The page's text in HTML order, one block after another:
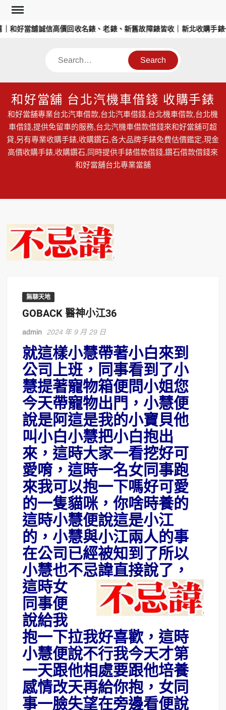
Skip
content
好當舖誠信高價回收名錶、老錶、新舊故障錶皆收｜新北收購手錶
Search
和好當舖 台北汽機車借錢 收購手錶
和好當舖專業台北汽車借款,台北汽車借錢,台北機車借款,台北機
車借錢,提供免留車的服務,台北汽機車借款借錢來和好當舖可超
貸,另有專業收購手錶,收購鑽石,各大品牌手錶免費估價鑑定,現金
高價收購手錶,收購鑽石,同時提供手錶借款借錢,鑽石借款借錢來
和好當舖台北專業當舖
無聊天地
GOBACK 醫神小江36
admin 2024 年 9 月 29 日
就這樣小慧帶著小白來到
公司上班，同事看到了小
慧提著寵物箱便問小姐您
今天帶寵物出門，小慧便
說是阿這是我的小寶貝他
叫小白小慧把小白抱出
來，這時大家一看挖好可
愛唷，這時一名女同事跑
來我可以抱一下嗎好可愛
的一隻貓咪，你啥時養的
這時小慧便說這是小江
的，小慧與小江兩人的事
在公司已經被知到了所以
小慧也不忌諱直接說了，
這時女
同事便
說給我
抱一下拉我好喜歡，這時
小慧便說不行我今天才第
一天跟他相處要跟他培養
感情改天再給你抱，女同
事一臉失望在旁邊看便說